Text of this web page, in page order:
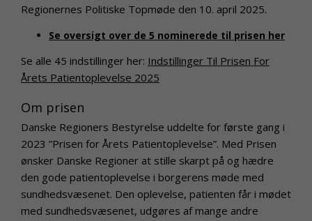
Regionernes Politiske Topmøde den 10. april 2025.
Se oversigt over de 5 nominerede til prisen her
Se alle 45 indstillinger her: Indstillinger Til Prisen For
Årets Patientoplevelse 2025
Om prisen
Danske Regioners Bestyrelse uddelte for første gang i
2023 ”Prisen for Årets Patientoplevelse”. Med Prisen
ønsker Danske Regioner at stille skarpt på og hædre
den gode patientoplevelse i borgerens møde med
sundhedsvæsenet. Den oplevelse, patienten får i mødet
med sundhedsvæsenet, udgøres af mange andre